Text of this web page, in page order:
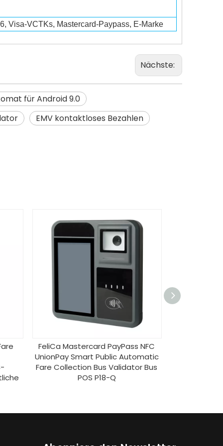
Visa-VCTKs, Mastercard-Paypass, E-Marke
Nächste:
für Android 9.0
EMV kontaktloses Bezahlen
FeliCa Mastercard PayPass NFC
UnionPay Smart Public Automatic
Fare Collection Bus Validator Bus
POS P18-Q